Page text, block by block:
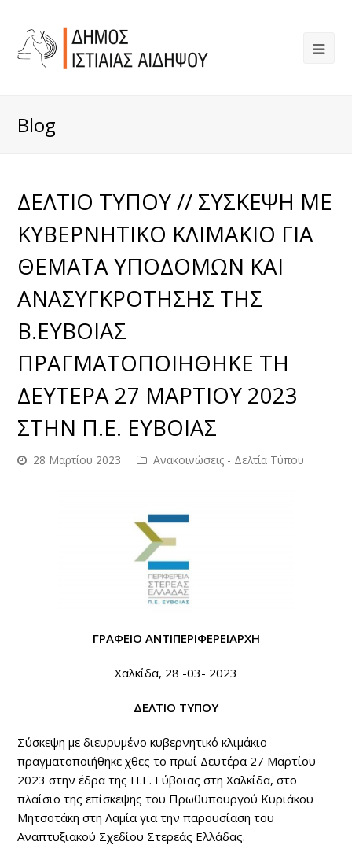
Blog
ΔΕΛΤΙΟ ΤΥΠΟΥ // ΣΥΣΚΕΨΗ ΜΕ
ΚΥΒΕΡΝΗΤΙΚΟ ΚΛΙΜΑΚΙΟ ΓΙΑ
ΘΕΜΑΤΑ ΥΠΟΔΟΜΩΝ ΚΑΙ
ΑΝΑΣΥΓΚΡΟΤΗΣΗΣ ΤΗΣ
Β.ΕΥΒΟΙΑΣ
ΠΡΑΓΜΑΤΟΠΟΙΗΘΗΚΕ ΤΗ
ΔΕΥΤΕΡΑ 27 ΜΑΡΤΙΟΥ 2023
ΣΤΗΝ Π.Ε. ΕΥΒΟΙΑΣ
28 Μαρτίου 2023 Ανακοινώσεις - Δελτία Τύπου
ΓΡΑΦΕΙΟ ΑΝΤΙΠΕΡΙΦΕΡΕΙΑΡΧΗ
Χαλκίδα, 28 -03- 2023
ΔΕΛΤΙΟ ΤΥΠΟΥ
Σύσκεψη με διευρυμένο κυβερνητικό κλιμάκιο
πραγματοποιήθηκε χθες το πρωί Δευτέρα 27 Μαρτίου
2023 στην έδρα της Π.Ε. Εύβοιας στη Χαλκίδα, στο
πλαίσιο της επίσκεψης του Πρωθυπουργού Κυριάκου
Μητσοτάκη στη Λαμία για την παρουσίαση του
Αναπτυξιακού Σχεδίου Στερεάς Ελλάδας.